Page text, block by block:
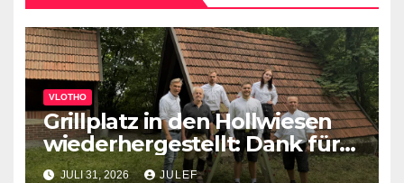
VLOTHO
Grillplatz in den Hollwiesen
wiederhergestellt: Dank für
großes Engagement
JULI 31, 2026 JULEF